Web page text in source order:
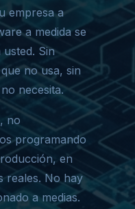
empresa a
a medida se
Sin
no usa, sin
necesita.
no
programando
en
reales. No hay
a medias.